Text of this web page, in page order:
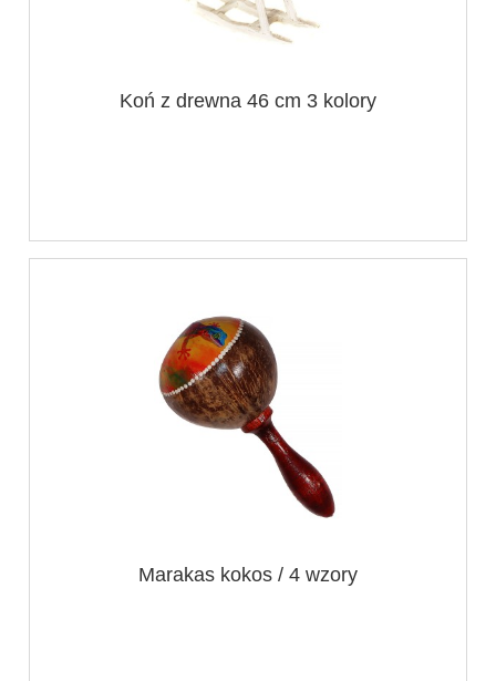
Koń z drewna 46 cm 3 kolory
Marakas kokos / 4 wzory